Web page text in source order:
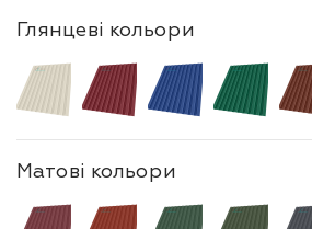
Глянцеві кольори
Матові кольори